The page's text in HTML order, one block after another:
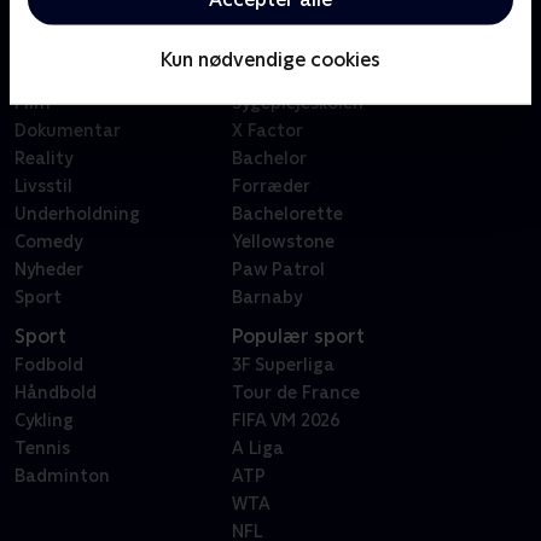
Kun nødvendige cookies
Kategorier
Film
Dokumentar
Reality
Livsstil
Underholdning
Comedy
Nyheder
Sport
Badehotellet
Sygeplejeskolen
X Factor
Bachelor
Forræder
Bachelorette
Yellowstone
Paw Patrol
Barnaby
Sport
Fodbold
Håndbold
Cykling
Tennis
Badminton
Populær sport
3F Superliga
Tour de France
FIFA VM 2026
A Liga
ATP
WTA
NFL